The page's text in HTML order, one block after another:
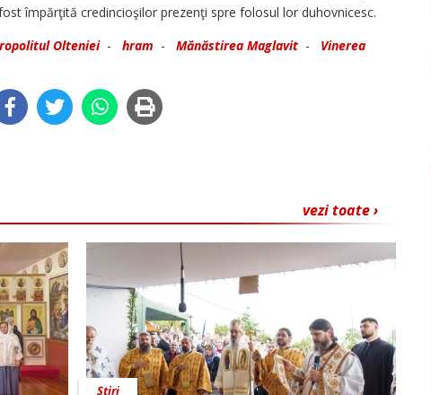
împărţită credincioşilor prezenţi spre folosul lor duhovnicesc.
Olteniei- hram - Mănăstirea Maglavit - Vinerea
vezi toate ›
Știri